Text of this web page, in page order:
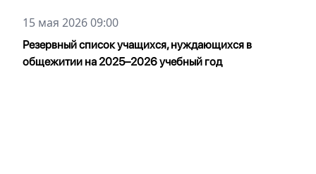
15 мая 2026 09:00
Резервный список учащихся, нуждающихся в
общежитии на 2025–2026 учебный год